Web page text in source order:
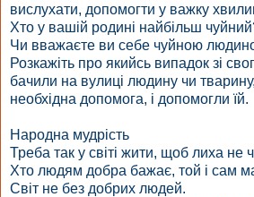
вислухати, допомогти у важку
Хто у вашій родині найбільш
Чи вважаєте ви себе чуйною
Розкажіть про якийсь випадок зі
бачили на вулиці людину чи
необхідна допомога, і допомогли їй.
Народна мудрість
Треба так у світі жити, щоб лиха не
Хто людям добра бажає, той і сам
Світ не без добрих людей.